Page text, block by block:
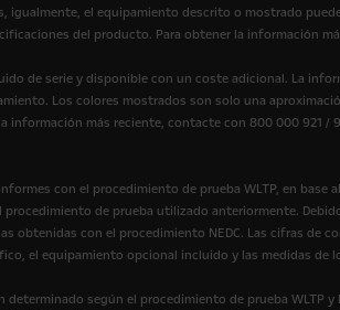
el equipamiento descrito o mostrado
del producto. Para obtener la información
de serie y disponible con un coste adicional. La
Los colores mostrados son solo una
más reciente, contacte con 800 000 921 /
con el procedimiento de prueba WLTP, en base
procedimiento de prueba utilizado anteriormente.
obtenidas con el procedimiento NEDC. Las cifras de
el equipamiento opcional incluido y las medidas
según el procedimiento de prueba WLTP